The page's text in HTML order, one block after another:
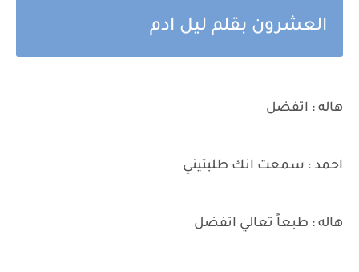
العشرون بقلم ليل ادم
هاله : اتفضل
احمد : سمعت انك طلبتيني
هاله : طبعاً تعالي اتفضل